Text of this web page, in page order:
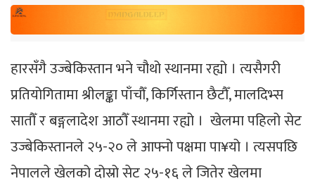
हारसँगै उज्बेकिस्तान भने चौथो स्थानमा रह्यो । त्यसैगरी
प्रतियोगितामा श्रीलङ्का पाँचौँ, किर्गिस्तान छैटाैँ, मालदिभ्स
सातौँ र बङ्गलादेश आठौँ स्थानमा रह्यो । खेलमा पहिलो सेट
उज्बेकिस्तानले २५-२० ले आफ्नो पक्षमा पा¥यो । त्यसपछि
नेपालले खेलको दोस्रो सेट २५-१६ ले जितेर खेलमा